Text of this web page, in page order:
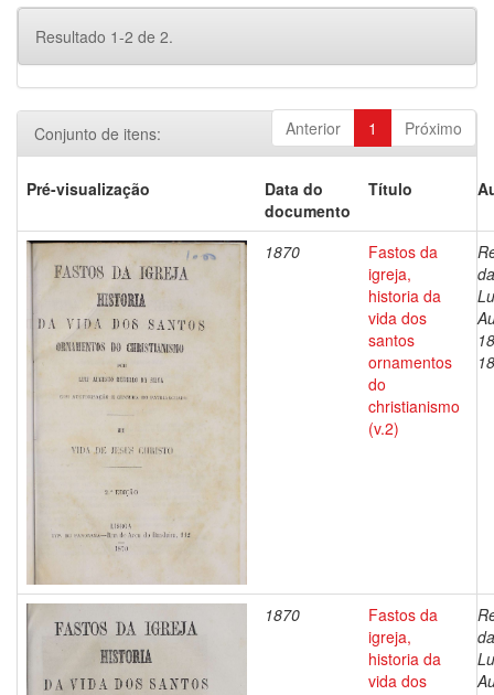
Resultado 1-2 de 2.
Anterior 1 Próximo
Conjunto de itens:
Pré-visualização
Data do
documento
Título
1870
Fastos da
igreja,
historia da
vida dos
santos
ornamentos
do
christianismo
(v.2)
1870
Fastos da
igreja,
historia da
vida dos